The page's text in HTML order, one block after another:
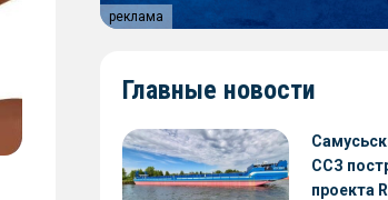
реклама
Главные новости
ССЗ
проекта